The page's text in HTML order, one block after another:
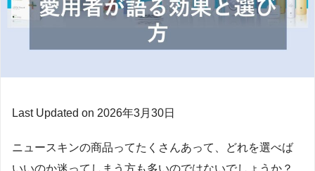
Last Updated on 2026年3月30日
ニュースキンの商品ってたくさんあって、どれを選べば